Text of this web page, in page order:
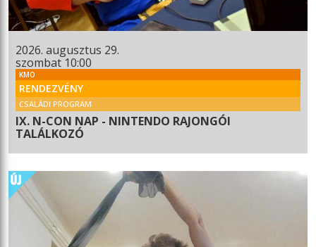
2026. augusztus 29.
szombat 10:00
KMO
RENDEZVÉNY
CSALÁDI PROGRAM
IX. N-CON NAP - NINTENDO RAJONGÓI
TALÁLKOZÓ